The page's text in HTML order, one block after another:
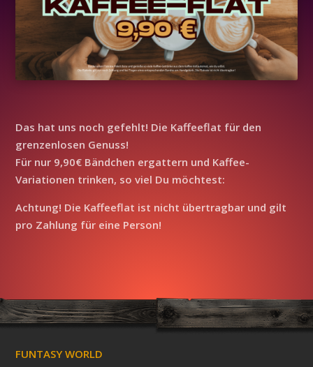
Das hat uns noch gefehlt! Die Kaffeeflat für den
grenzenlosen Genuss!
Für nur 9,90€ Bändchen ergattern und Kaffee-
Variationen trinken, so viel Du möchtest:
Achtung! Die Kaffeeflat ist nicht übertragbar und gilt
pro Zahlung für eine Person!
FUNTASY WORLD